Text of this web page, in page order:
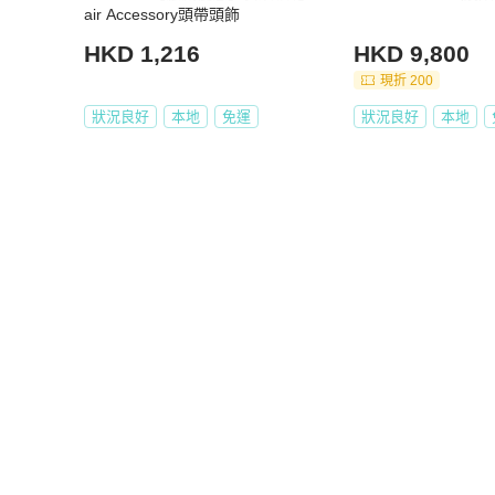
air Accessory頭帶頭飾
HKD 1,216
狀況良好 本地 免運
HKD 9,800
現折 200
狀況良好 本地